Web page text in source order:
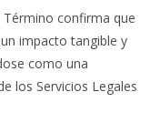
confirma que
impacto tangible y
como una
los Servicios Legales